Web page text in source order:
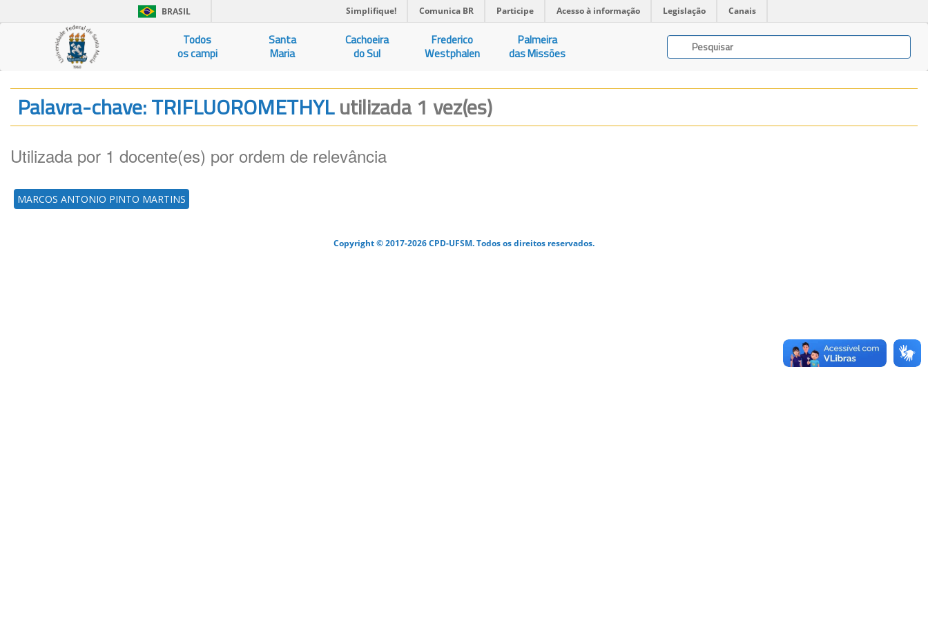
BRASIL Simplifique! Comunica BR Participe Acesso à informação Legislação Canais
Todos
os campi
Santa
Maria
Cachoeira
do Sul
Frederico
Westphalen
Palmeira
das Missões
Palavra-chave: TRIFLUOROMETHYLutilizada 1 vez(es)
Utilizada por 1 docente(es) por ordem de relevância
MARCOS ANTONIO PINTO MARTINS
Copyright © 2017-2026 CPD-UFSM. Todos os direitos reservados.